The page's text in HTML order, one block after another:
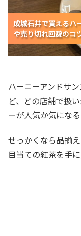
成城石井で買えるハ
や売り切れ回避のコ
成城石井で買えるハ
や売り切れ回避のコ
ハーニーアンドサ
ど、どの店舗で扱
ーが人気か気にな
せっかくなら品揃
目当ての紅茶を手